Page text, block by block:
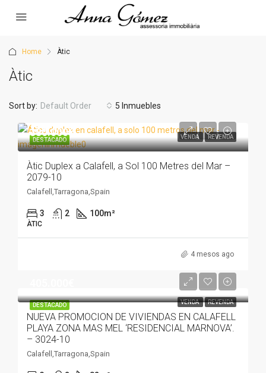
Home Àtic
Àtic
5 Inmuebles
Sort by: Default Order
DESTACADO VENDA REVENDA
380.000€
Àtic Duplex a Calafell, a Sol 100 Metres del Mar –
2079-10
Calafell,Tarragona,Spain
3 2 100m²
ÀTIC
4 mesos ago
DESTACADO VENDA REVENDA
NUEVA PROMOCION DE VIVIENDAS EN CALAFELL
PLAYA ZONA MAS MEL ‘RESIDENCIAL MARNOVA’.
– 3024-10
Calafell,Tarragona,Spain